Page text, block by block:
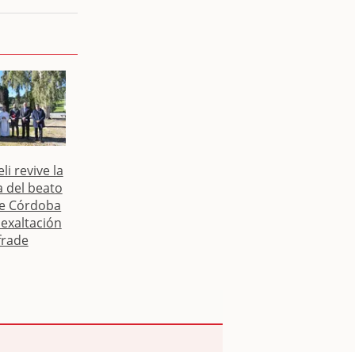
revive la
del beato
Córdoba